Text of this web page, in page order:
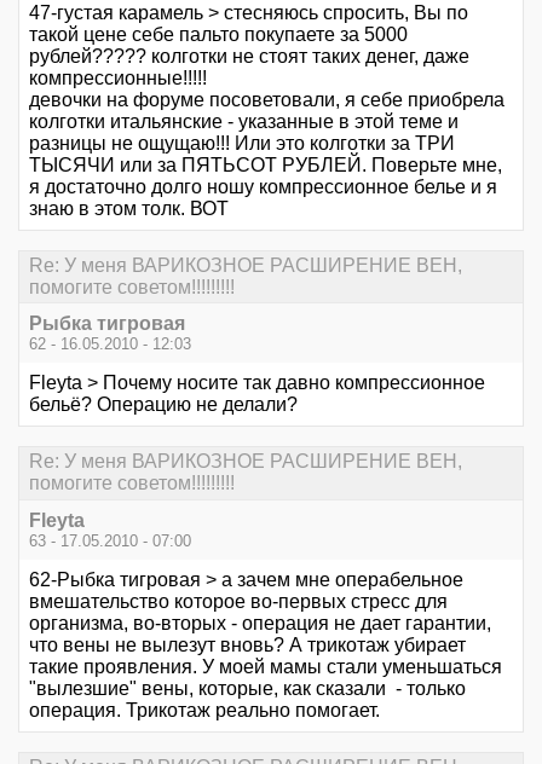
47-густая карамель > стесняюсь спросить, Вы по
такой цене себе пальто покупаете за 5000
рублей????? колготки не стоят таких денег, даже
компрессионные!!!!!
девочки на форуме посоветовали, я себе приобрела
колготки итальянские - указанные в этой теме и
разницы не ощущаю!!! Или это колготки за ТРИ
ТЫСЯЧИ или за ПЯТЬСОТ РУБЛЕЙ. Поверьте мне,
я достаточно долго ношу компрессионное белье и я
знаю в этом толк. ВОТ
Re: У меня ВАРИКОЗНОЕ РАСШИРЕНИЕ ВЕН,
помогите советом!!!!!!!!!
Рыбка тигровая
62 - 16.05.2010 - 12:03
Fleyta > Почему носите так давно компрессионное
бельё? Операцию не делали?
Re: У меня ВАРИКОЗНОЕ РАСШИРЕНИЕ ВЕН,
помогите советом!!!!!!!!!
Fleyta
63 - 17.05.2010 - 07:00
62-Рыбка тигровая > а зачем мне операбельное
вмешательство которое во-первых стресс для
организма, во-вторых - операция не дает гарантии,
что вены не вылезут вновь? А трикотаж убирает
такие проявления. У моей мамы стали уменьшаться
"вылезшие" вены, которые, как сказали - только
операция. Трикотаж реально помогает.